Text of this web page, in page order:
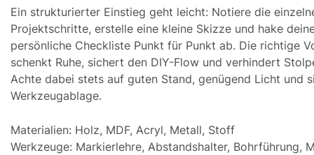
Ein strukturierter Einstieg geht leicht: Notiere die
Projektschritte, erstelle eine kleine Skizze und hake
persönliche Checkliste Punkt für Punkt ab. Die richtige
schenkt Ruhe, sichert den DIY-Flow und verhindert
Achte dabei stets auf guten Stand, genügend Licht und
Werkzeugablage.
Materialien: Holz, MDF, Acryl, Metall, Stoff
Werkzeuge: Markierlehre, Abstandshalter, Bohrführung,